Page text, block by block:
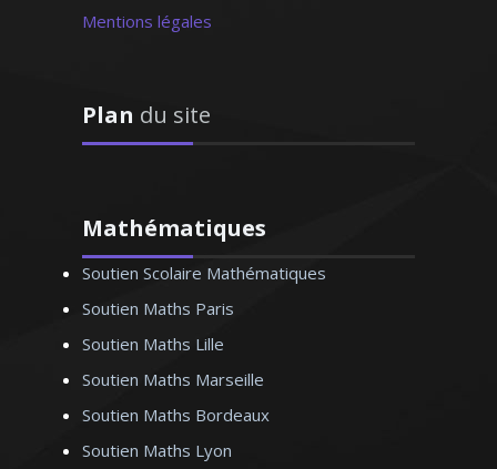
Passionnée par l’art sous toutes ses
formes et ayant pour vocation de
particuliers en matière de design (design
d’espace, design des produits). Ma
méthode d’enseignement combine la
Mentions légales
Plan du site
Mathématiques
Soutien Scolaire Mathématiques
Soutien Maths Paris
Soutien Maths Lille
Soutien Maths Marseille
Soutien Maths Bordeaux
Soutien Maths Lyon